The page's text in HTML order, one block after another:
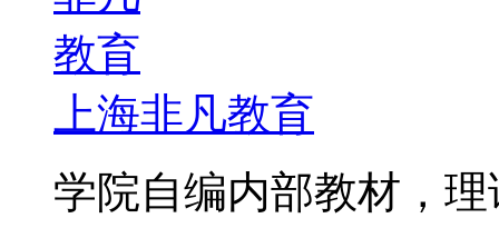
上海非凡教育
学院自编内部教材，